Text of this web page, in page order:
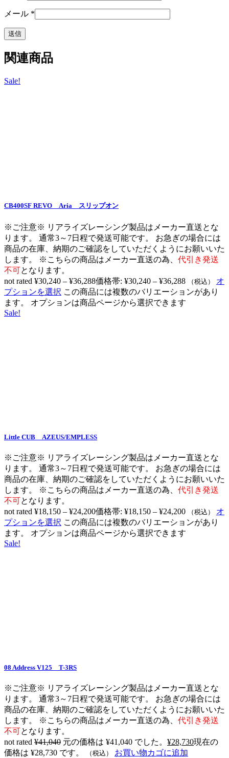
メール *
関連商品
Sale!
CB400SF REVO Aria スリップオン
※ご注意※ リアライズレーシング製品はメーカー直送とな
ります。 通常3～7日程で発送可能です。 お急ぎの場合には
商品の在庫、納期のご確認をしていただくようにお願いいた
します。 ※こちらの商品はメーカー直送の為、 代引き発送
不可となります。
not rated ¥30,240 – ¥36,288価格帯: ¥30,240 – ¥36,288 （税込）
オ
プションを選択 この商品には複数のバリエーションがあり
ます。 オプションは商品ページから選択できます
Sale!
Little CUB AZEUS/EMPLESS
※ご注意※ リアライズレーシング製品はメーカー直送とな
ります。 通常3～7日程で発送可能です。 お急ぎの場合には
商品の在庫、納期のご確認をしていただくようにお願いいた
します。 ※こちらの商品はメーカー直送の為、 代引き発送
不可となります。
not rated ¥18,150 – ¥24,200価格帯: ¥18,150 – ¥24,200 （税込）
オ
プションを選択 この商品には複数のバリエーションがあり
ます。 オプションは商品ページから選択できます
Sale!
08 Address V125 T-3RS
※ご注意※ リアライズレーシング製品はメーカー直送とな
ります。 通常3～7日程で発送可能です。 お急ぎの場合には
商品の在庫、納期のご確認をしていただくようにお願いいた
します。 ※こちらの商品はメーカー直送の為、 代引き発送
不可となります。
not rated ¥41,040 元の価格は ¥41,040 でした。 ¥28,730現在の
価格は ¥28,730 です。
（税込）
お買い物カゴに追加